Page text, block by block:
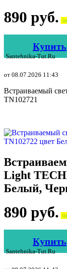
890 руб.
Купить
Santehnika-Tut.ru
от 08.07.2026 11:43
Встраиваемый
TN102721
Light
Белый,
890 руб.
Купить
Santehnika-Tut.ru